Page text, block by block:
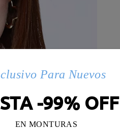
Para Nuevos
-99% OFF
EN MONTURAS